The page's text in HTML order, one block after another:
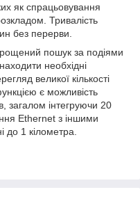
як спрацьовування
Тривалість
без перерви.
пошук за подіями
необхідні
великої кількості
є можливість
загалом інтегруючи 20
Ethernet з іншими
до 1 кілометра.